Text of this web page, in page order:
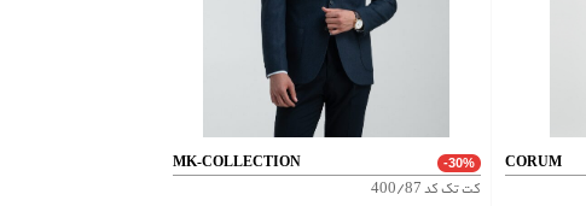
MK-COLLECTION -30%
کت تک کد 400/87
CORUM